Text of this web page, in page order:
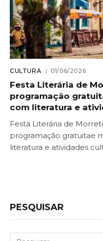
CULTURA 01/06/2026
Festa Literária de
programação
com literatura e
Festa Literária de
programação gratuitae
literatura e atividades
PESQUISAR